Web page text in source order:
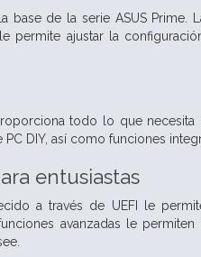
base de la serie ASUS Prime.
permite ajustar la
todo lo que
DIY, así como funciones
entusiastas
a través de UEFI le
avanzadas le